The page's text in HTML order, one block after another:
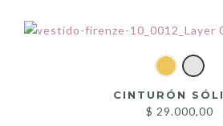
CINTURÓN
$ 29.000,00